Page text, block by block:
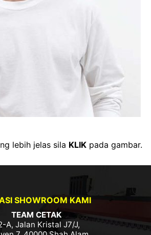
lebih jelas sila KLIKpada gambar.
SHOWROOM KAMI
TEAM CETAK
A, Jalan Kristal J7/J,